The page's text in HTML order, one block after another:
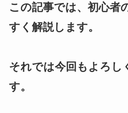
この記事では、初心者
すく解説します。
それでは今回もよろし
す。